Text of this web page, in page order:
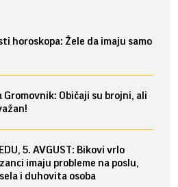
horoskopa: Žele da imaju samo
Gromovnik: Običaji su brojni, ali
5. AVGUST: Bikovi vrlo
imaju probleme na poslu,
i duhovita osoba